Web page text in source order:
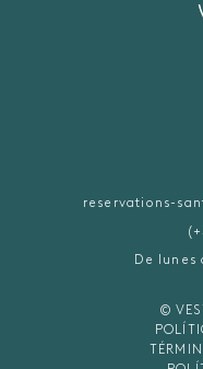
reservations-
De lunes
©